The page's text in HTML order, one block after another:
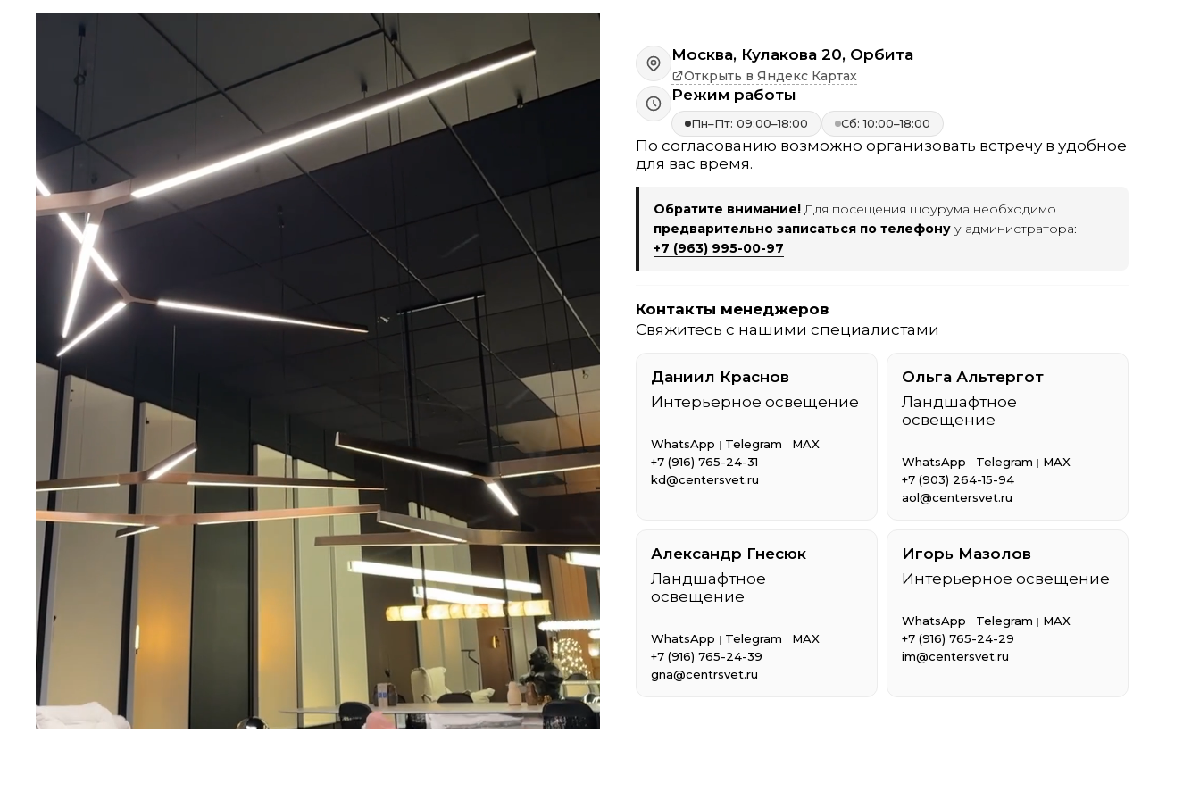
Москва, Кулакова 20, Орбита
Открыть в Яндекс Картах
Режим работы
Пн–Пт: 09:00–18:00 Сб: 10:00–18:00
По согласованию возможно организовать встречу в удобное
для вас время.
Обратите внимание! Для посещения шоурума необходимо
предварительно записаться по телефону у администратора:
+7 (963) 995-00-97
Контакты менеджеров
Свяжитесь с нашими специалистами
Даниил Краснов
Интерьерное освещение
WhatsApp | Telegram | MAX
+7 (916) 765-24-31
kd@centersvet.ru
Ольга Альтергот
Ландшафтное
освещение
WhatsApp | Telegram | MAX
+7 (903) 264-15-94
aol@centersvet.ru
Александр Гнесюк
Ландшафтное
освещение
WhatsApp | Telegram | MAX
+7 (916) 765-24-39
gna@centrsvet.ru
Игорь Мазолов
Интерьерное освещение
WhatsApp | Telegram | MAX
+7 (916) 765-24-29
im@centersvet.ru